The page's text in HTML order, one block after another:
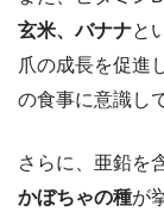
玄米、バナナと
爪の成長を促進
の食事に意識し
さらに、亜鉛を
かぼちゃの種が